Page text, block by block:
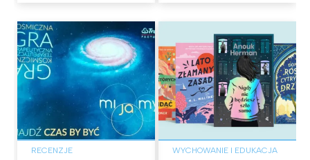
RECENZJE WYCHOWANIE I EDUKACJA